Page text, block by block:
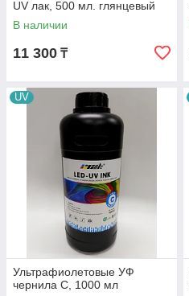
UV лак, 500 мл. глянцевый
В наличии
11 300 ₸
UV
Ультрафиолетовые УФ
чернила C, 1000 мл